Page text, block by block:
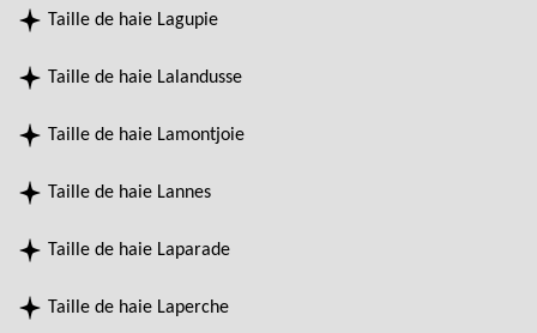
Taille de haie Lagupie
Taille de haie Lalandusse
Taille de haie Lamontjoie
Taille de haie Lannes
Taille de haie Laparade
Taille de haie Laperche